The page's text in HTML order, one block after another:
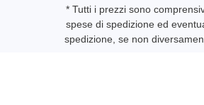
* Tutti i prezzi sono
spese di spedizioneed
spedizione, se non